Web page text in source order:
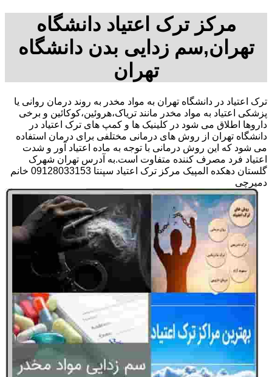
مرکز ترک اعتیاد دانشگاه
تهران,سم زدایی بدن دانشگاه
تهران
ترک اعتیاد در دانشگاه تهران به مواد مخدر به روند درمان روانی یا
پزشکی اعتیاد به مواد مخدر مانند تریاک،هروئین،کوکائین و برخی
داروها اطلاق می شود در کلینیک ها و کمپ های ترک اعتیاد در
دانشگاه تهران از روش های درمانی مختلفی برای درمان استفاده
می شود که این روش درمانی با توجه به ماده اعتیاد آور و شدت
اعتیاد فرد مصرف کننده متفاوت است.به آدرس تهران شهرک
گلستان دهکده المپیک مرکز ترک اعتیاد سپنتا 09128033153 خانم
دمیرچی